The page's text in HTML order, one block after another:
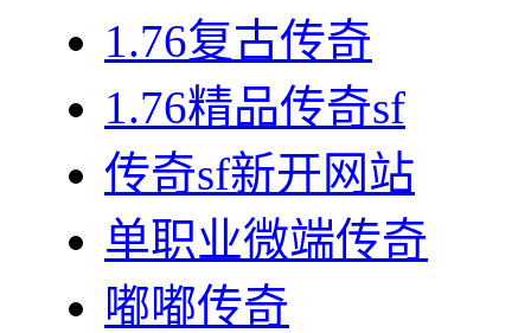
1.76复古传奇
1.76精品传奇sf
传奇sf新开网站
单职业微端传奇
嘟嘟传奇